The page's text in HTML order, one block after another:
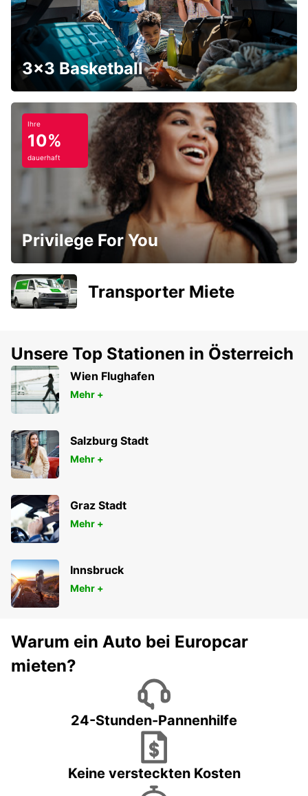
3x3 Basketball
Ihre
10%
dauerhaft
Privilege For You
Transporter Miete
Unsere Top Stationen in Österreich
Wien Flughafen
Mehr +
Salzburg Stadt
Mehr +
Graz Stadt
Mehr +
Innsbruck
Mehr +
Warum ein Auto bei Europcar
mieten?
24-Stunden-Pannenhilfe
Keine versteckten Kosten